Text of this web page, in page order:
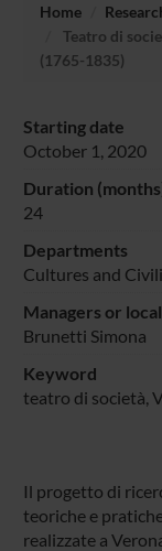
Home
Teatro di
(1765-1835)
Starting date
October 1, 2020
Duration
24
Departments
Cultures and
Managers or
Brunetti Simona
Keyword
teatro di società,
Il progetto di
teoriche e
realizzate a